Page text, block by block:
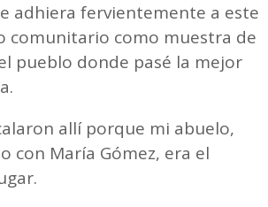
adhiera fervientemente a este
comunitario como muestra de
pueblo donde pasé la mejor
allí porque mi abuelo,
con María Gómez, era el